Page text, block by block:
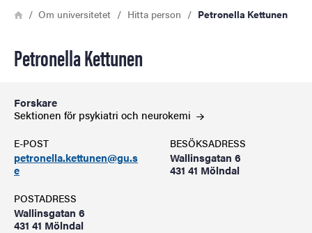
Länkstig
HemOm universitetet Hitta person Petronella Kettunen
Petronella Kettunen
Forskare
Sektionen för psykiatri och neurokemi
E-POST
petronella.kettunen@gu.s
e
BESÖKSADRESS
Wallinsgatan 6
431 41 Mölndal
POSTADRESS
Wallinsgatan 6
431 41 Mölndal